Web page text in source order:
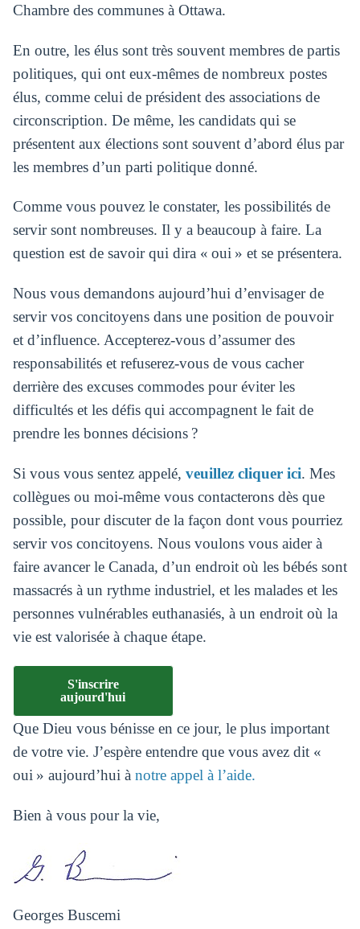
Chambre des communes à Ottawa.
En outre, les élus sont très souvent membres de partis
politiques, qui ont eux-mêmes de nombreux postes
élus, comme celui de président des associations de
circonscription. De même, les candidats qui se
présentent aux élections sont souvent d’abord élus par
les membres d’un parti politique donné.
Comme vous pouvez le constater, les possibilités de
servir sont nombreuses. Il y a beaucoup à faire. La
question est de savoir qui dira « oui » et se présentera.
Nous vous demandons aujourd’hui d’envisager de
servir vos concitoyens dans une position de pouvoir
et d’influence. Accepterez-vous d’assumer des
responsabilités et refuserez-vous de vous cacher
derrière des excuses commodes pour éviter les
difficultés et les défis qui accompagnent le fait de
prendre les bonnes décisions ?
Si vous vous sentez appelé, veuillez cliquer ici. Mes
collègues ou moi-même vous contacterons dès que
possible, pour discuter de la façon dont vous pourriez
servir vos concitoyens. Nous voulons vous aider à
faire avancer le Canada, d’un endroit où les bébés sont
massacrés à un rythme industriel, et les malades et les
personnes vulnérables euthanasiés, à un endroit où la
vie est valorisée à chaque étape.
S'inscrire
aujourd'hui
Que Dieu vous bénisse en ce jour, le plus important
de votre vie. J’espère entendre que vous avez dit «
oui » aujourd’hui à notre appel à l’aide.
Bien à vous pour la vie,
Georges Buscemi